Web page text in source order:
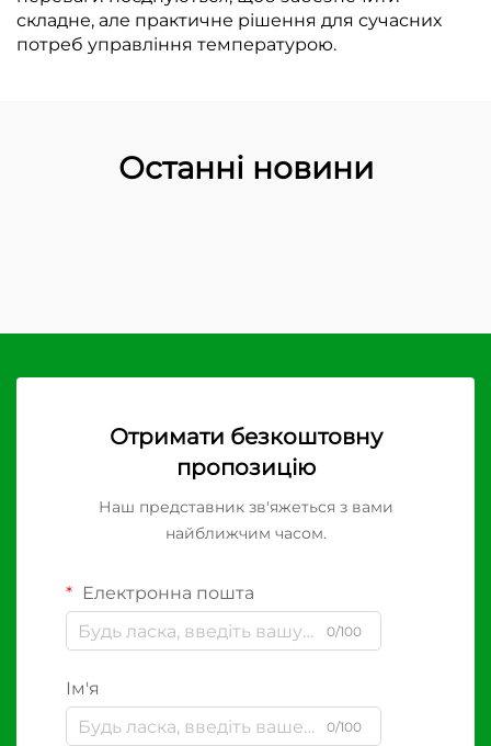
складне, але практичне рішення для сучасних
потреб управління температурою.
Останні новини
Отримати безкоштовну
пропозицію
Наш представник зв'яжеться з вами
найближчим часом.
Електронна пошта
0/100
Ім'я
0/100